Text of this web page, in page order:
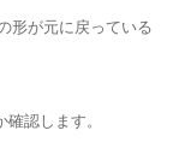
形が元に戻っている
認します。